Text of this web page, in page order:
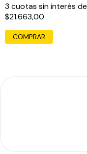
3 cuotas sin interés de
$21.663,00
COMPRAR